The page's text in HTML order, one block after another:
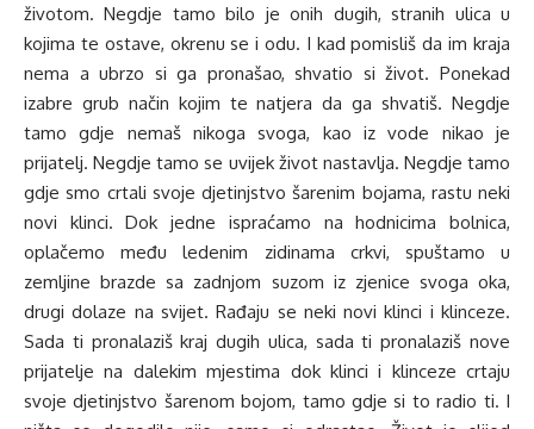
životom. Negdje tamo bilo je onih dugih, stranih ulica u
kojima te ostave, okrenu se i odu. I kad pomisliš da im kraja
nema a ubrzo si ga pronašao, shvatio si život. Ponekad
izabre grub način kojim te natjera da ga shvatiš. Negdje
tamo gdje nemaš nikoga svoga, kao iz vode nikao je
prijatelj. Negdje tamo se uvijek život nastavlja. Negdje tamo
gdje smo crtali svoje djetinjstvo šarenim bojama, rastu neki
novi klinci. Dok jedne ispraćamo na hodnicima bolnica,
oplačemo među ledenim zidinama crkvi, spuštamo u
zemljine brazde sa zadnjom suzom iz zjenice svoga oka,
drugi dolaze na svijet. Rađaju se neki novi klinci i klinceze.
Sada ti pronalaziš kraj dugih ulica, sada ti pronalaziš nove
prijatelje na dalekim mjestima dok klinci i klinceze crtaju
svoje djetinjstvo šarenom bojom, tamo gdje si to radio ti. I